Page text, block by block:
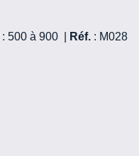
: 500 à 900 | Réf. : M028